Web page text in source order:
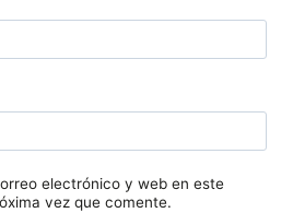
electrónico y web en este
vez que comente.